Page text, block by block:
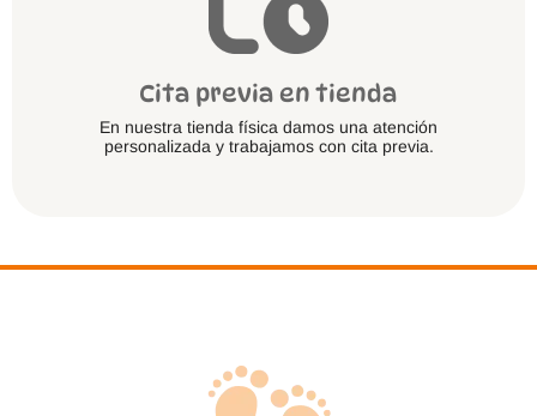
Cita previa en tienda
En nuestra tienda física damos una atención
personalizada y trabajamos con cita previa.